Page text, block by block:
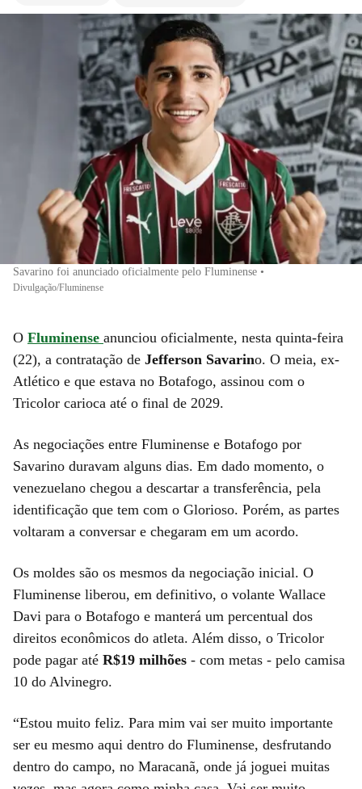
Savarino foi anunciado oficialmente pelo Fluminense •
Divulgação/Fluminense
O Fluminense anunciou oficialmente, nesta quinta-feira
(22), a contratação de Jefferson Savarino. O meia, ex-
Atlético e que estava no Botafogo, assinou com o
Tricolor carioca até o final de 2029.
As negociações entre Fluminense e Botafogo por
Savarino duravam alguns dias. Em dado momento, o
venezuelano chegou a descartar a transferência, pela
identificação que tem com o Glorioso. Porém, as partes
voltaram a conversar e chegaram em um acordo.
Os moldes são os mesmos da negociação inicial. O
Fluminense liberou, em definitivo, o volante Wallace
Davi para o Botafogo e manterá um percentual dos
direitos econômicos do atleta. Além disso, o Tricolor
pode pagar até R$19 milhões - com metas - pelo camisa
10 do Alvinegro.
“Estou muito feliz. Para mim vai ser muito importante
ser eu mesmo aqui dentro do Fluminense, desfrutando
dentro do campo, no Maracanã, onde já joguei muitas